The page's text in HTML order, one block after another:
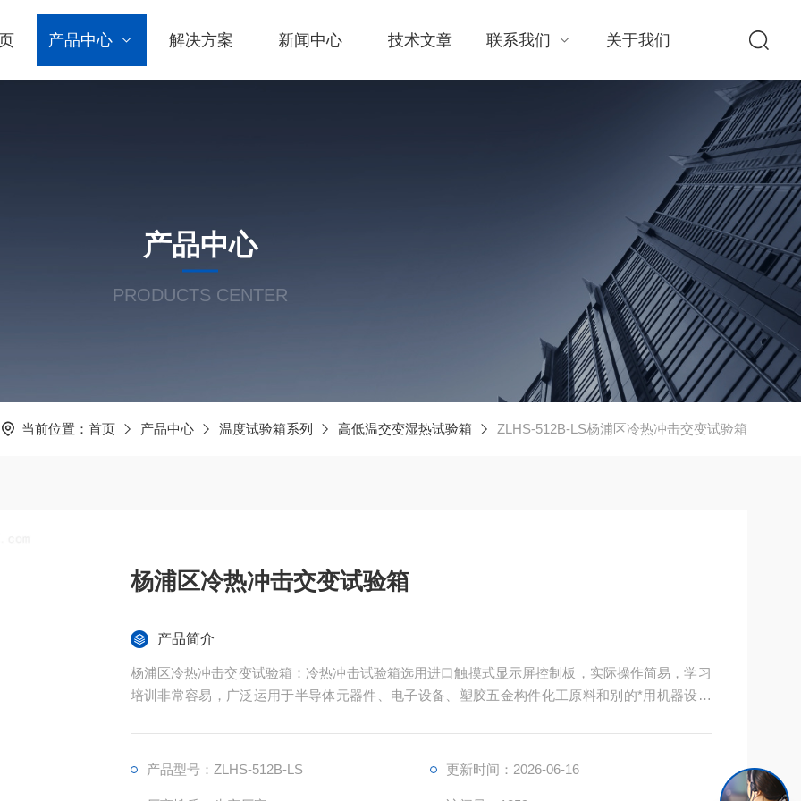
产品中心 解决方案 新闻中心 技术文章 联系我们 关于我们
产品中心
PRODUCTS CENTER
当前位置： 首页 产品中心 温度试验箱系列 高低温交变湿热试验箱 ZLHS-512B-LS杨浦区冷热冲击交变试验箱
杨浦区冷热冲击交变试验箱
产品简介
杨浦区冷热冲击交变试验箱：冷热冲击试验箱选用进口触摸式显示屏控制板，实际操作简易，学习
培训非常容易，广泛运用于半导体元器件、电子设备、塑胶五金构件化工原料和别的*用机器设备
产品型号：ZLHS-512B-LS 更新时间：2026-06-16